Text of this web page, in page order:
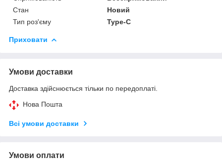
Стан
Новий
Тип роз'єму
Type-C
Приховати
Умови доставки
Доставка здійснюється тільки по передоплаті.
Нова Пошта
Всі умови доставки
Умови оплати